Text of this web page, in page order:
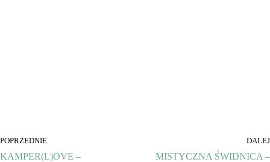
POPRZEDNIE
KAMPER(L)OVE –
DALEJ
MISTYCZNA ŚWIDNICA –